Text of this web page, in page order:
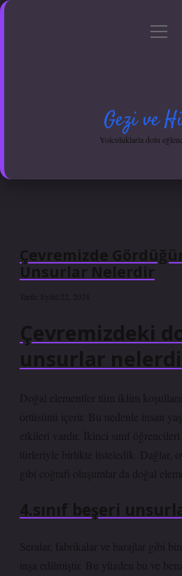
Gizlilik
Gezi ve
Yolculuklarla dolu
Çevremizde
Unsurlar Nelerdir
Tarih: Eylül 22, 2024
Çevremizdeki
unsurlar
Doğal elementler tüm iklim
örtüsünü içerir. Bu nedenle insan
etkileri vardır. İkinci sınıf
türleriyle birlikte listeledik. Dağlar,
gibi coğrafi oluşumlar da doğal
4.sınıf beşeri
Seralar, fabrikalar ve barajlar gibi
inşa edilmiştir. Bu yüzden bu ve